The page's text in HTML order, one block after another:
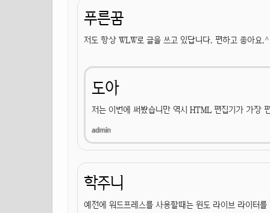
푸른꿈
저도 항상 WLW로 글을 쓰고 있답니다. 편하고 좋아요
도아
저는 이번에 써봤습니만 역시 HTML 편집기가 가장
학주니
예전에 워드프레스를 사용할때는 윈도 라이브 라이터